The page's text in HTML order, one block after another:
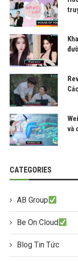
và
CATEGORIES
AB Group
Be On Cloud
Blog Tin Tức